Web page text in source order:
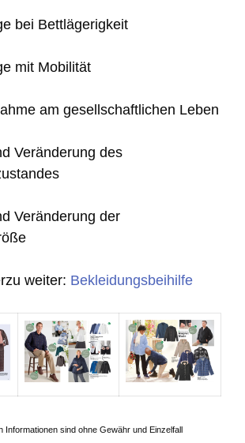
bei Bettlägerigkeit
mit Mobilität
am gesellschaftlichen Leben
Veränderung des
Veränderung der
weiter: Bekleidungsbeihilfe
Informationen sind ohne Gewähr und Einzelfall